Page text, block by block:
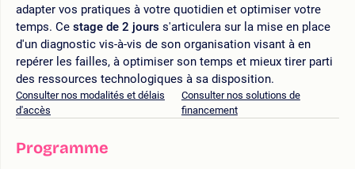
adapter vos pratiques à votre quotidien et optimiser votre
temps. Ce stage de 2 jours s'articulera sur la mise en place
d'un diagnostic vis-à-vis de son organisation visant à en
repérer les failles, à optimiser son temps et mieux tirer parti
des ressources technologiques à sa disposition.
Consulter nos modalités et délais
d'accès
Consulter nos solutions de
financement
Programme